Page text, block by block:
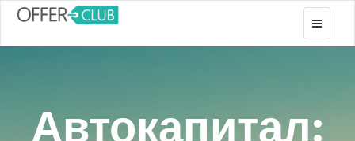
Toggle
Автокапитал: